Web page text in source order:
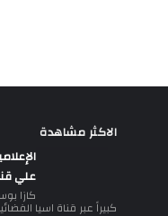
الاكثر مشاهدة
علي
كازا
كبيراً عبر قناة اسيا